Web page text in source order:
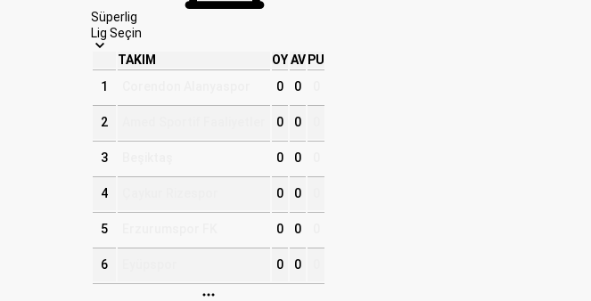
Süperlig
Lig Seçin
TAKIM
OYAV PU
1
0 0
2 0 0
3 0 0
4 0 0
5 0 0
6 0 0